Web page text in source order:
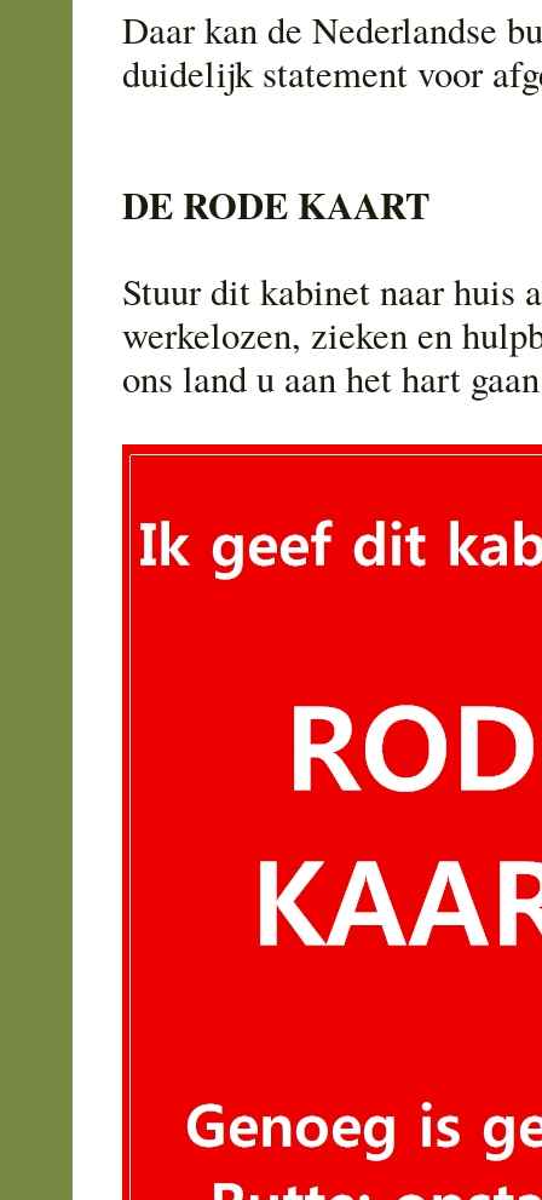
Daar kan de Nederlandse
duidelijk statement voor
DE RODE KAART
Stuur dit kabinet naar huis
werkelozen, zieken en
ons land u aan het hart